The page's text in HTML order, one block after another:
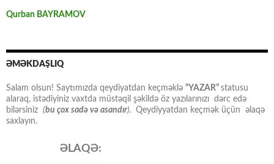
Qurban BAYRAMOV
ƏMƏKDAŞLIQ
Salam olsun! Saytımızda qeydiyatdan keçməklə “YAZAR” statusu
alaraq, istədiyiniz vaxtda müstəqil şəkildə öz yazılarınızı dərc edə
bilərsiniz (bu çox sadə və asandır). Qeydiyyatdan keçmək üçün əlaqə
saxlayın.
ƏLAQƏ: